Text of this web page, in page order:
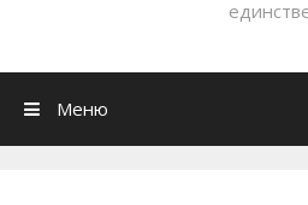
Меню